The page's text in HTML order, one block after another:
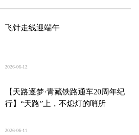
飞针走线迎端午
2026-06-12
【天路逐梦·青藏铁路通车20周年纪
行】“天路”上，不熄灯的哨所
2026-06-11